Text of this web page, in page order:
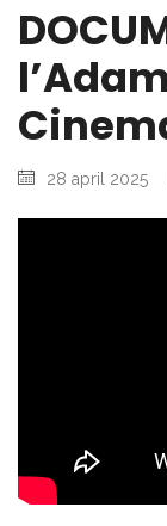
28 april 2025